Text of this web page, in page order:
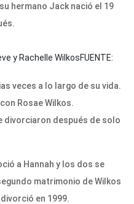
hermano Jack nació el 19
y Rachelle WilkosFUENTE:
veces a lo largo de su vida.
Rosae Wilkos.
divorciaron después de solo
a Hannah y los dos se
matrimonio de Wilkos
en 1999.